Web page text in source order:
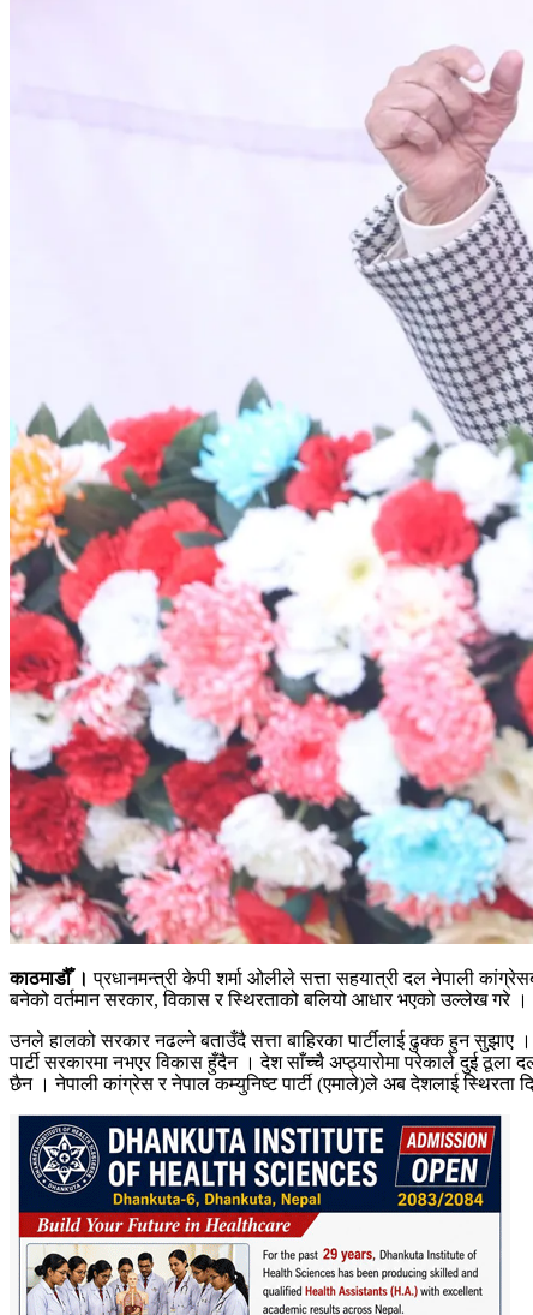
काठमाडौँ । प्रधानमन्त्री केपी शर्मा ओलीले सत्ता सहयात्री दल नेपाली
बनेको वर्तमान सरकार, विकास र स्थिरताको बलियो आधार भएको उल्लेख गरे ।
उनले हालको सरकार नढल्ने बताउँदै सत्ता बाहिरका पार्टीलाई ढुक्क हुन
पार्टी सरकारमा नभएर विकास हुँदैन । देश साँच्चै अप्ठ्यारोमा परेकाले दुई
छैन । नेपाली कांग्रेस र नेपाल कम्युनिष्ट पार्टी (एमाले)ले अब देशलाई